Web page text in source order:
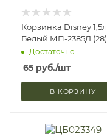
Корзинка Disney 1,5л
Белый МП-2385Д (28)
Достаточно
65 руб./шт
В КОРЗИНУ